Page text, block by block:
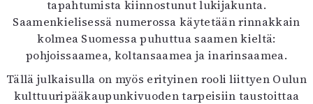
tapahtumista kiinnostunut lukijakunta.
Saamenkielisessä numerossa käytetään rinnakkain
kolmea Suomessa puhuttua saamen kieltä:
pohjoissaamea, koltansaamea ja inarinsaamea.
Tällä julkaisulla on myös erityinen rooli liittyen Oulun
kulttuuripääkaupunkivuoden tarpeisiin taustoittaa